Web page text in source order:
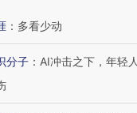
： 多看少动
分子 ： AI冲击之下，年轻